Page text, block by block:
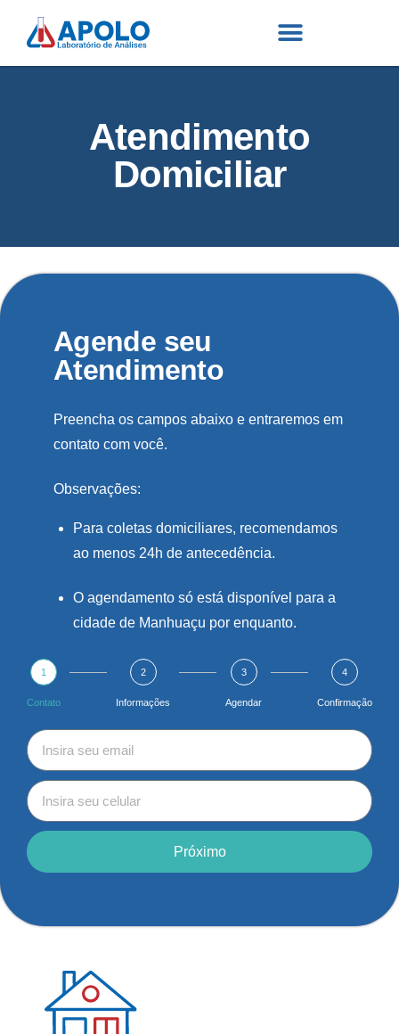
Atendimento
Domiciliar
Agende seu
Atendimento
Preencha os campos abaixo e entraremos em
contato com você.
Observações:
Para coletas domiciliares, recomendamos
ao menos 24h de antecedência.
O agendamento só está disponível para a
cidade de Manhuaçu por enquanto.
1
Contato
2
Informações
3
Agendar
4
Confirmação
Próximo